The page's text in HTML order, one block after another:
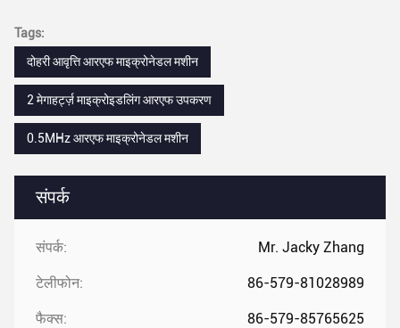
संपर्क
संपर्क: Mr. Jacky Zhang
टेलीफोन: 86-579-81028989
फैक्स: 86-579-85765625
Tags:
दोहरी आवृत्ति आरएफ माइक्रोनेडल मशीन
2 मेगाहर्ट्ज़ माइक्रोइडलिंग आरएफ उपकरण
0.5MHz आरएफ माइक्रोनेडल मशीन